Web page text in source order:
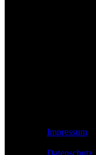
Impressum
Datenschutz